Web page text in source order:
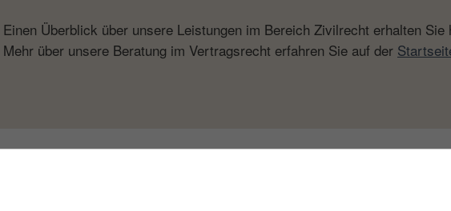
Einen Überblick über unsere Leistungen im Bereich Zivilrecht erhalten Sie
Mehr über unsere Beratung im Vertragsrecht erfahren Sie auf der